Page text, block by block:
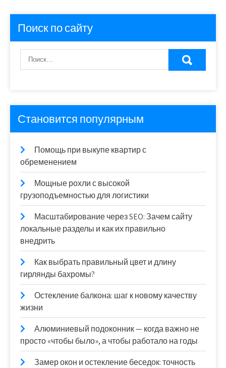
Поиск по сайту
Становится популярным
Помощь при выкупе квартир с
обременением
Мощные рохли с высокой
грузоподъемностью для логистики
Масштабирование через SEO: Зачем сайту
локальные разделы и как их правильно
внедрить
Как выбрать правильный цвет и длину
гирлянды бахромы?
Остекление балкона: шаг к новому качеству
жизни
Алюминиевый подоконник — когда важно не
просто «чтобы было», а чтобы работало на годы
Замер окон и остекление беседок: точность